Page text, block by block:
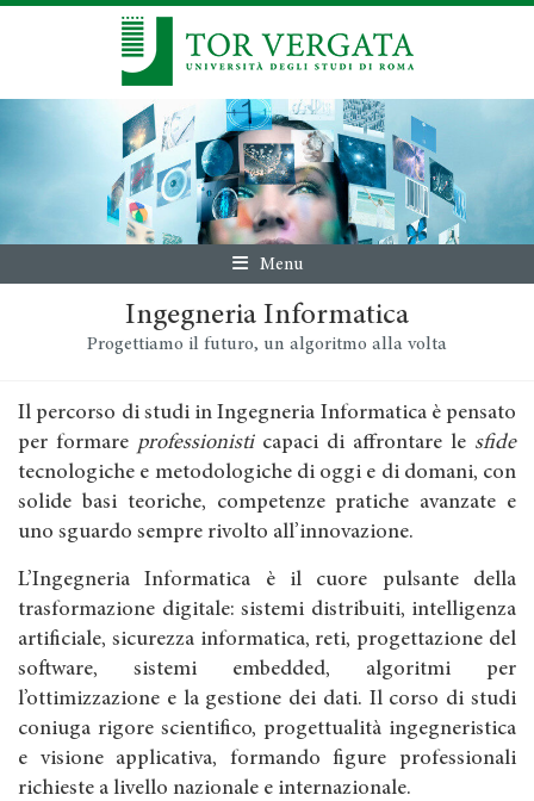
Menu
Ingegneria Informatica
Progettiamo il futuro, un algoritmo alla volta
Il percorso di studi in Ingegneria Informatica è pensato
per formare professionisticapaci di affrontare le sfide
tecnologiche e metodologiche di oggi e di domani, con
solide basi teoriche, competenze pratiche avanzate e
uno sguardo sempre rivolto all’innovazione.
L’Ingegneria Informatica è il cuore pulsante della
trasformazione digitale: sistemi distribuiti, intelligenza
artificiale, sicurezza informatica, reti, progettazione del
software, sistemi embedded, algoritmi per
l’ottimizzazione e la gestione dei dati. Il corso di studi
coniuga rigore scientifico, progettualità ingegneristica
e visione applicativa, formando figure professionali
richieste a livello nazionale e internazionale.